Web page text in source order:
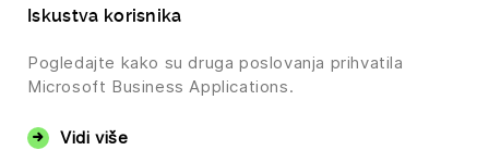
Iskustva korisnika
Pogledajte kako su druga poslovanja prihvatila
Microsoft Business Applications.
Vidi više